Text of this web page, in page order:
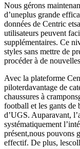
Nous gérons
d’uneplus grande
données de Centric
utilisateurs peuvent
supplémentaires. Ce
styles sans mettre de
procéder à de
Avec la plateforme
piloterdavantage de
chaussures à
football et les gants de
d’UGS. Auparavant,
systématiquement
présent,nous pouvons
effectif. De plus,